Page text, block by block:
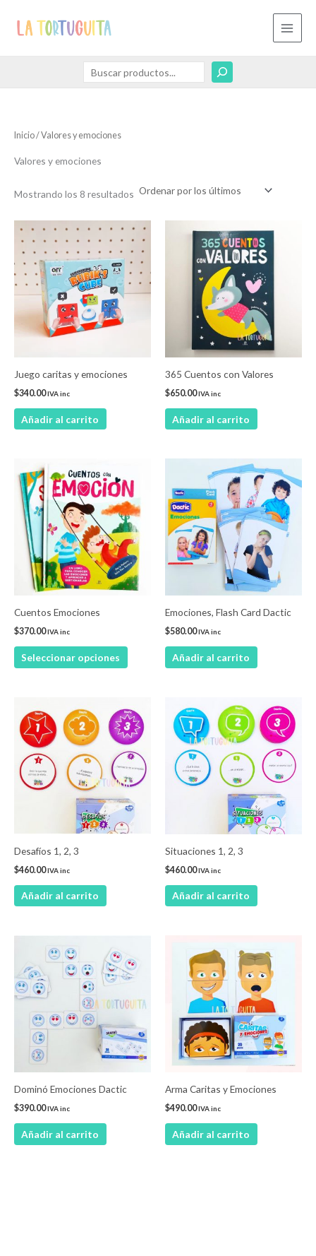
c
a
Inicio/ Valores y emociones
Valores y emociones
Mostrando los 8 resultados
Juego caritas y emociones
$340.00IVA inc
Añadir al carrito
365 Cuentos con Valores
$650.00IVA inc
Añadir al carrito
Cuentos Emociones
$370.00IVA inc
Seleccionar opciones
producto
tiene
múltiples
variantes.
Las
opciones
se
producto
Emociones, Flash Card Dactic
$580.00IVA inc
Añadir al carrito
Desafíos 1, 2, 3
$460.00IVA inc
Añadir al carrito
Situaciones 1, 2, 3
$460.00IVA inc
Añadir al carrito
Dominó Emociones Dactic
$390.00IVA inc
Añadir al carrito
Arma Caritas y Emociones
$490.00IVA inc
Añadir al carrito